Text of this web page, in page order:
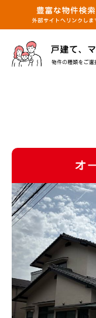
エリアから探
大塚西(1)
大塚東(0)
大町(0)
大町東(0)
上安町(0)
祇園(2)
た行